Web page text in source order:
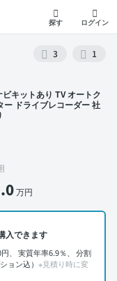
探す ログイン
3 1
キットあり TV オートク
ー ドライブレコーダー 社
.0万円
入できます
、 実質年率6.9％、 分割
ョン込） ※見積り時に変